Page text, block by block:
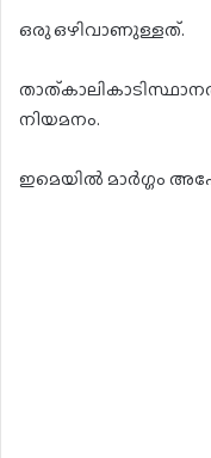
ഒരു ഒഴിവാണുള്ളത്.
നിയമനം.
ഇമെയിൽ മാർഗ്ഗം